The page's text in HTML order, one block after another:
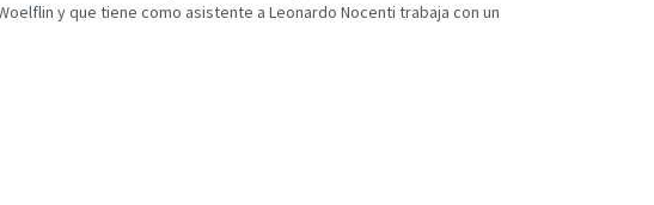
y que tiene como asistente a Leonardo Nocenti trabaja con un